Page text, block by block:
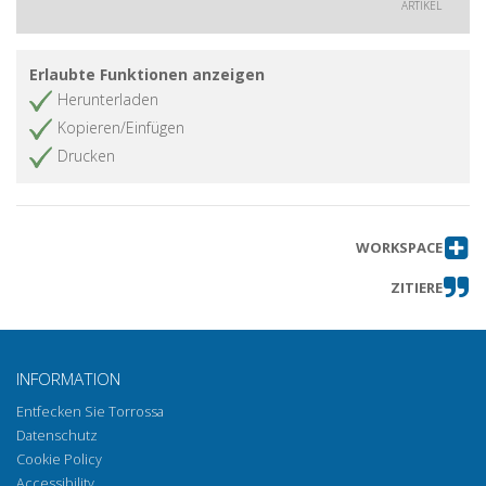
ARTIKEL
Erlaubte Funktionen anzeigen
Herunterladen
Kopieren/Einfügen
Drucken
WORKSPACE
ZITIERE
INFORMATION
Entfecken Sie Torrossa
Datenschutz
Cookie Policy